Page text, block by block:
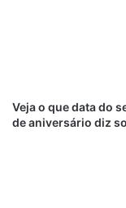
Veja o que data do
de aniversário diz